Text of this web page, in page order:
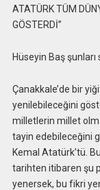
ATATÜRK TÜM
GÖSTERDİ”
Hüseyin Baş şunları
Çanakkale’de bir
yenilebileceğini
milletlerin millet
tayin edebileceğini
Kemal Atatürk’tü.
tarihten itibaren şu
yenersek, bu fikri